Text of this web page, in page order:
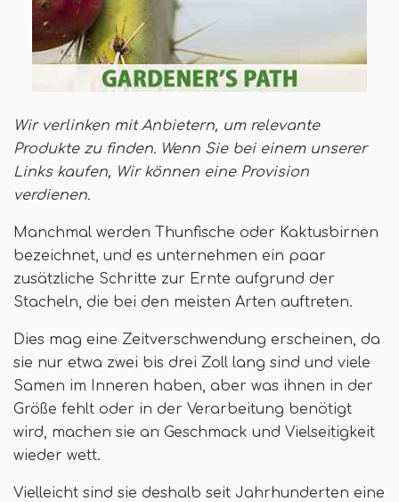
Wir verlinken mit Anbietern, um relevante
Produkte zu finden. Wenn Sie bei einem unserer
Links kaufen, Wir können eine Provision
verdienen.
Manchmal werden Thunfische oder Kaktusbirnen
bezeichnet, und es unternehmen ein paar
zusätzliche Schritte zur Ernte aufgrund der
Stacheln, die bei den meisten Arten auftreten.
Dies mag eine Zeitverschwendung erscheinen, da
sie nur etwa zwei bis drei Zoll lang sind und viele
Samen im Inneren haben, aber was ihnen in der
Größe fehlt oder in der Verarbeitung benötigt
wird, machen sie an Geschmack und Vielseitigkeit
wieder wett.
Vielleicht sind sie deshalb seit Jahrhunderten eine